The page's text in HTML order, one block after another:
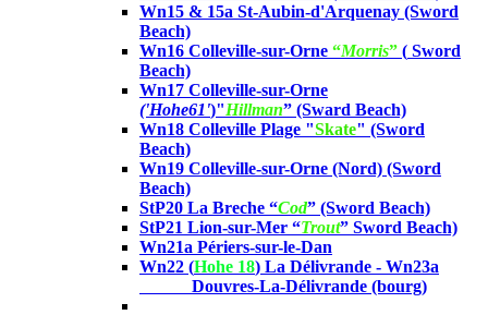
Wn15 & 15a St-Aubin-d'Arquenay (Sword
Beach)
Wn16 Colleville-sur-Orne “Morris” ( Sword
Beach)
Wn17 Colleville-sur-Orne
('Hohe61')"Hillman” (Sward Beach)
Wn18 Colleville Plage "Skate" (Sword
Beach)
Wn19 Colleville-sur-Orne (Nord) (Sword
Beach)
StP20 La Breche “Cod” (Sword Beach)
StP21 Lion-sur-Mer “Trout” Sword Beach)
Wn21a Périers-sur-le-Dan
Wn22 (Hohe 18) La Délivrande - Wn23a
Douvres-La-Délivrande (bourg)